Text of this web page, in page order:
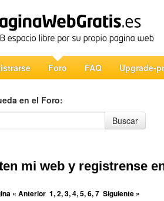
Foro FAQ Upgrade-
en el Foro:
en el Foro
Buscar
mi web y registrense
« Anterior 1,2,3,4,5,6,7 Siguiente »